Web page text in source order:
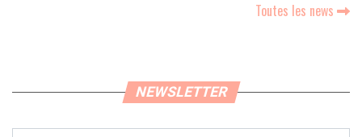
Toutes les news
NEWSLETTER